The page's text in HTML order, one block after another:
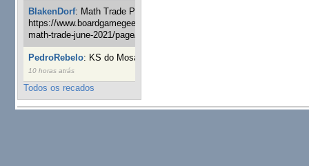
BlakenDorf: Math Trade Portuguesa a decorrer. Aqui:
https://www.boardgamegeek.com/geeklist/286035/portugal-
math-trade-june-2021/page/1
PedroRebelo: KS do Mosaic em 10 minutos :)
10 horas atrás
Todos os recados